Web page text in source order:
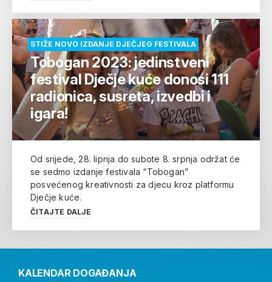
STIŽE NOVO IZDANJE DJEČJEG FESTIVALA
Tobogan 2023: jedinstveni
festival Dječje kuće donosi 111
radionica, susreta, izvedbi i
igara!
Od srijede, 28. lipnja do subote 8. srpnja održat će
se sedmo izdanje festivala “Tobogan”
posvećenog kreativnosti za djecu kroz platformu
Dječje kuće.
ČITAJTE DALJE
KALENDAR DOGAĐANJA